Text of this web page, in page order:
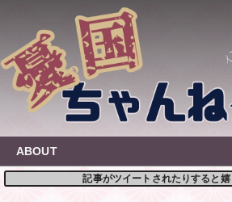
content
ABOUT
記事がツイートされたりすると嬉